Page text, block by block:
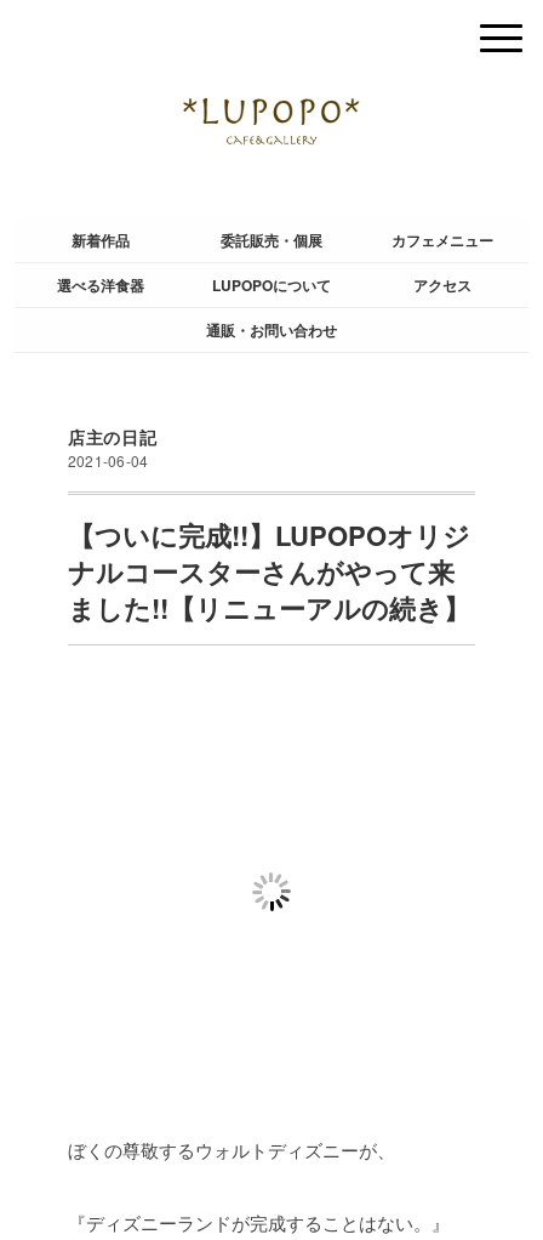
新着作品 委託販売・個展 カフェメニュー
選べる洋食器 LUPOPOについて アクセス
通販・お問い合わせ
店主の日記
2021-06-04
【ついに完成!!】LUPOPOオリジ
ナルコースターさんがやって来
ました!!【リニューアルの続き】
ぼくの尊敬するウォルトディズニーが、
『ディズニーランドが完成することはない。』